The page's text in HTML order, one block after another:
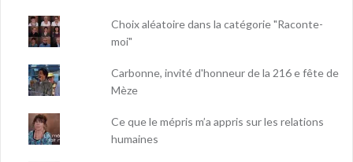
Choix aléatoire dans la catégorie "Raconte-
moi"
Carbonne, invité d'honneur de la 216 e fête de
Mèze
Ce que le mépris m’a appris sur les relations
humaines